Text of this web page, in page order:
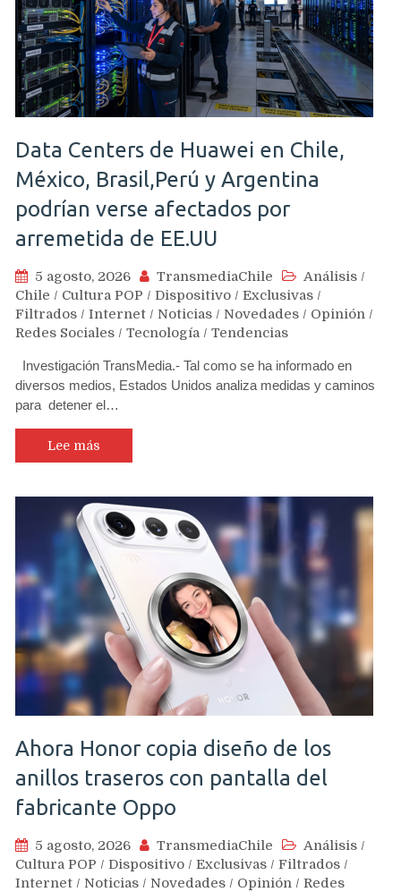
Data Centers de Huawei en Chile,
México, Brasil,Perú y Argentina
podrían verse afectados por
arremetida de EE.UU
5 agosto, 2026 TransmediaChile Análisis /
Chile / Cultura POP / Dispositivo / Exclusivas /
Filtrados / Internet / Noticias / Novedades / Opinión /
Redes Sociales / Tecnología / Tendencias
Investigación TransMedia.- Tal como se ha informado en
diversos medios, Estados Unidos analiza medidas y caminos
para detener el…
Lee más
Ahora Honor copia diseño de los
anillos traseros con pantalla del
fabricante Oppo
5 agosto, 2026 TransmediaChile Análisis /
Cultura POP / Dispositivo / Exclusivas / Filtrados /
Internet / Noticias / Novedades / Opinión / Redes